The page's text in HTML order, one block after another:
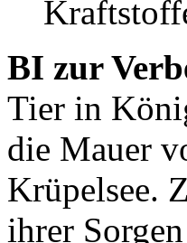
BI zur
Tier in
die Mauer
Krüpelsee.
ihrer